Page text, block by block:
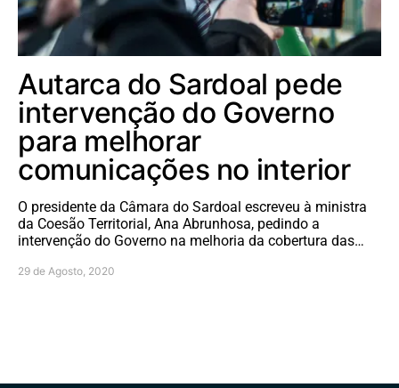
Autarca do Sardoal pede
intervenção do Governo
para melhorar
comunicações no interior
O presidente da Câmara do Sardoal escreveu à ministra
da Coesão Territorial, Ana Abrunhosa, pedindo a
intervenção do Governo na melhoria da cobertura das…
29 de Agosto, 2020